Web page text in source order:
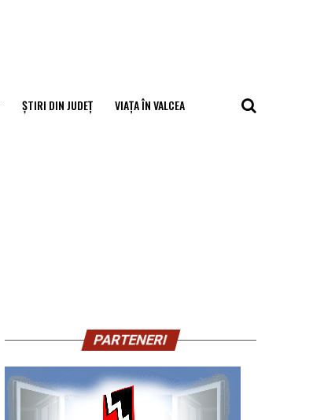
ȘTIRI DIN JUDEȚ VIAȚA ÎN VALCEA
PARTENERI